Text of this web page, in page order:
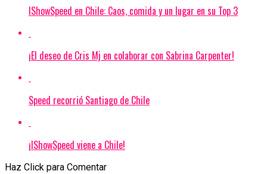
IShowSpeed ​​en Chile: Caos, comida y un lugar en su Top 3
¡El deseo de Cris Mj en colaborar con Sabrina Carpenter!
Speed recorrió Santiago de Chile
¡IShowSpeed viene a Chile!
Haz Click para Comentar